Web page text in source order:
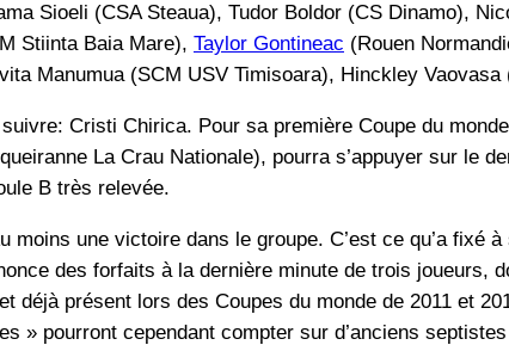
Sioeli (CSA Steaua), Tudor Boldor (CS Dinamo),
Stiinta Baia Mare), Taylor Gontineac (Rouen
Manumua (SCM USV Timisoara), Hinckley Vaovasa
Cristi Chirica. Pour sa première Coupe du
La Crau Nationale), pourra s’appuyer sur le
B très relevée.
moins une victoire dans le groupe. C’est ce qu’a
des forfaits à la dernière minute de trois
déjà présent lors des Coupes du monde de 2011 et
» pourront cependant compter sur d’anciens